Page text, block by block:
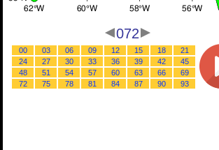
072
00 03 06 09 12 15 18
21
24
27 30 33 36 39 42
45
48
51 54 57 60 63 66
69
72
75 78 81 84 87 90 93